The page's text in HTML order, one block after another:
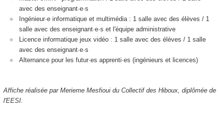
avec des enseignant·e·s
Ingénieur·e informatique et multimédia : 1 salle avec des élèves / 1
salle avec des enseignant·e·s et l'équipe administrative
Licence informatique jeux vidéo : 1 salle avec des élèves / 1 salle
avec des enseignant·e·s
Alternance pour les futur·es apprenti·es (ingénieurs et licences)
Affiche réalisée par Merieme Mesfioui du Collectif des Hiboux, diplômée de
l'EESI.